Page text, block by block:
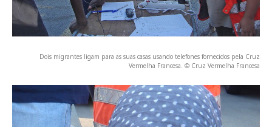
Dois migrantes ligam para as suas casas usando telefones fornecidos pela Cruz
Vermelha Francesa. © Cruz Vermelha Francesa